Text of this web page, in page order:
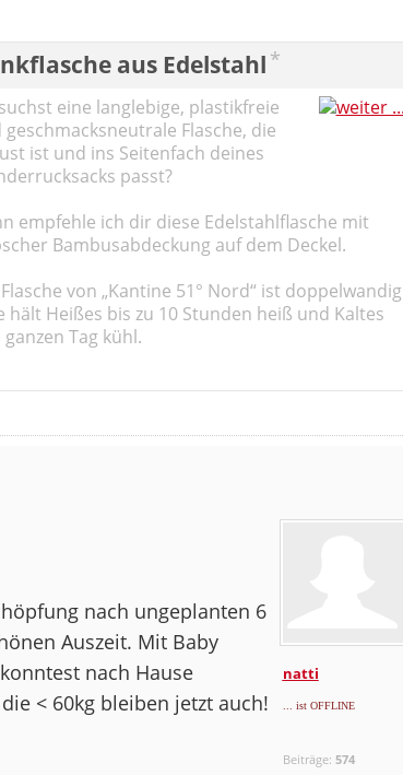
aus Edelstahl *
eine langlebige, plastikfreie
geschmacksneutrale Flasche, die
ist und ins Seitenfach deines
passt?
empfehle ich dir diese Edelstahlflasche mit
Bambusabdeckung auf dem Deckel.
von „Kantine 51° Nord“ ist doppelwandig
hält Heißes bis zu 10 Stunden heiß und Kaltes
ganzen Tag kühl.
natti
... ist OFFLINE
Beiträge: 574
nach ungeplanten 6
Auszeit. Mit Baby
nach Hause
< 60kg bleiben jetzt auch!